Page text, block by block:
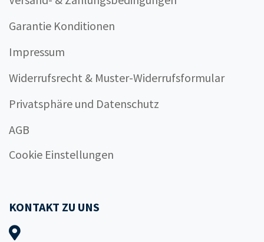
Garantie Konditionen
Impressum
Widerrufsrecht & Muster-Widerrufsformular
Privatsphäre und Datenschutz
AGB
Cookie Einstellungen
KONTAKT ZU UNS